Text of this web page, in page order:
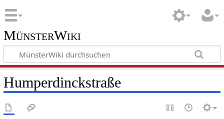
MünsterWiki
Humperdinckstraße